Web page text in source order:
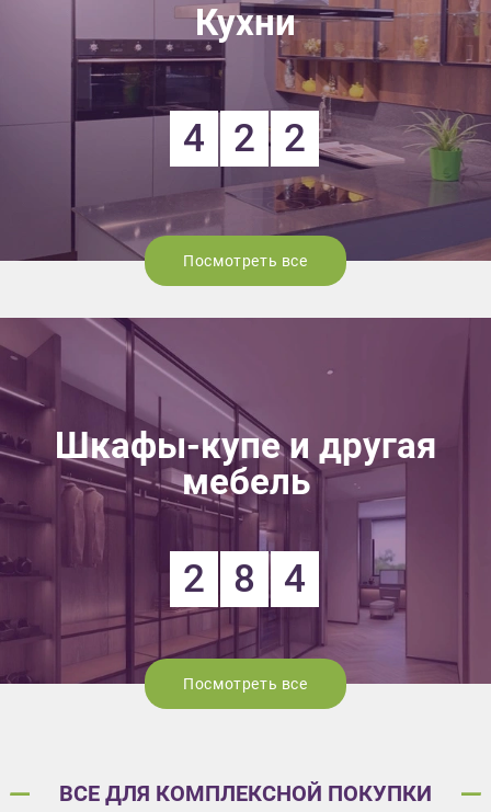
Кухни
4 2 2
Посмотреть все
Шкафы-купе и другая
мебель
2 8 4
Посмотреть все
ВСЕ ДЛЯ КОМПЛЕКСНОЙ ПОКУПКИ